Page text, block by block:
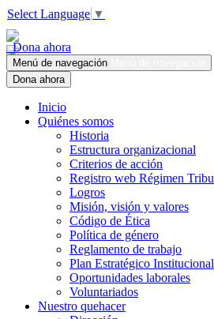
Select Language ▼
Dona ahora
Menú de navegación
Dona ahora
Inicio
Quiénes somos
Historia
Estructura organizacional
Criterios de acción
Registro web Régimen
Logros
Misión, visión y valores
Código de Ética
Política de género
Reglamento de trabajo
Plan Estratégico
Oportunidades laborales
Voluntariados
Nuestro quehacer